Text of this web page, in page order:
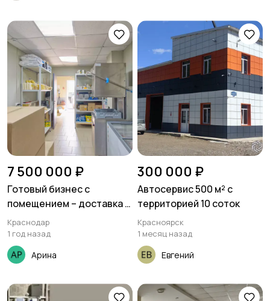
7 500 000 ₽
Готовый бизнес с
помещением – доставка и
производство еды
Краснодар
1 год назад
Арина
300 000 ₽
Автосервис 500 м² с
территорией 10 соток
Красноярск
1 месяц назад
Евгений